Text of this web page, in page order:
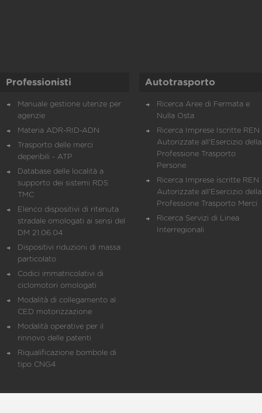
Professionisti
Manuale gestione utenze per
agenzie
Materia ADR-RID-ADN
Trasporto delle merci
deperibili - ATP
Database delle località a
supporto dei sistemi RDS
TMC
Elenco dispositivi di ritenuta
stradale omologati ai sensi del
DM 21.06.04
Dispositivi riduzioni di massa
particolato
Codici immatricolativi di
ciclomotori omologati
Modalità di collegamento al
CED motorizzazione
Modalità operative per il
rinnovo delle patenti
Riqualificazione bombole di
tipo CNG4
Autotrasporto
Ricerca Aree di Fermata e
Nulla Osta
Ricerca Imprese Iscritte REN
Autorizzate all'Esercizio della
Professione Trasporto
Persone
Ricerca Imprese iscritte REN
Autorizzate all'Esercizio della
Professione Trasporto Merci
Ricerca Servizi di Linea
Interregionali